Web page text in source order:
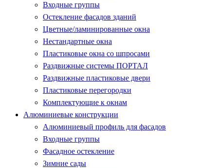
Входные группы
Остекление фасадов зданий
Цветные/ламинированные окна
Нестандартные окна
Пластиковые окна со шпросами
Раздвижные системы ПОРТАЛ
Раздвижные пластиковые двери
Пластиковые перегородки
Комплектующие к окнам
Алюминиевые конструкции
Алюминиевый профиль для фасадов
Входные группы
Фасадное остекление
Зимние сады